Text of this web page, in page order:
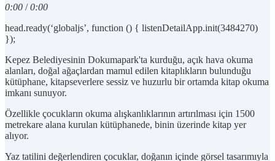
0:00 /0:00
head.ready(‘globaljs’, function () { listenDetailApp.init(3484270)
});
Kepez Belediyesinin Dokumapark'ta kurduğu, açık hava okuma
alanları, doğal ağaçlardan mamul edilen kitaplıkların bulunduğu
kütüphane, kitapseverlere sessiz ve huzurlu bir ortamda kitap okuma
imkanı sunuyor.
Özellikle çocukların okuma alışkanlıklarının artırılması için 1500
metrekare alana kurulan kütüphanede, binin üzerinde kitap yer
alıyor.
Yaz tatilini değerlendiren çocuklar, doğanın içinde görsel tasarımıyla